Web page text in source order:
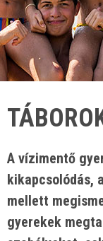
A vízimentő
kikapcsolódás,
mellett
gyerekek